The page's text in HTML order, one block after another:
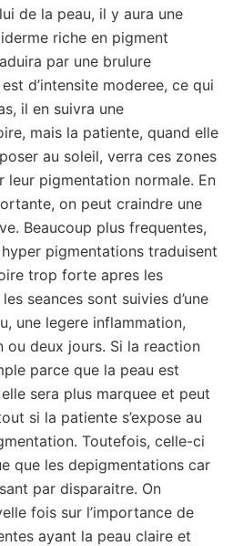
de la peau, il y aura une
riche en pigment
par une brulure
d’intensite moderee, ce qui
il en suivra une
mais la patiente, quand elle
au soleil, verra ces zones
leur pigmentation normale. En
on peut craindre une
Beaucoup plus frequentes,
pigmentations traduisent
trop forte apres les
seances sont suivies d’une
une legere inflammation,
ou deux jours. Si la reaction
parce que la peau est
sera plus marquee et peut
si la patiente s’expose au
Toutefois, celle-ci
que les depigmentations car
par disparaitre. On
fois sur l’importance de
ayant la peau claire et